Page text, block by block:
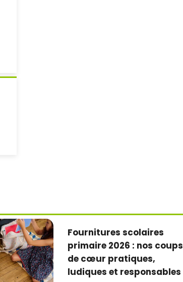
Fournitures scolaires
primaire 2026 : nos coups
de cœur pratiques,
ludiques et responsables